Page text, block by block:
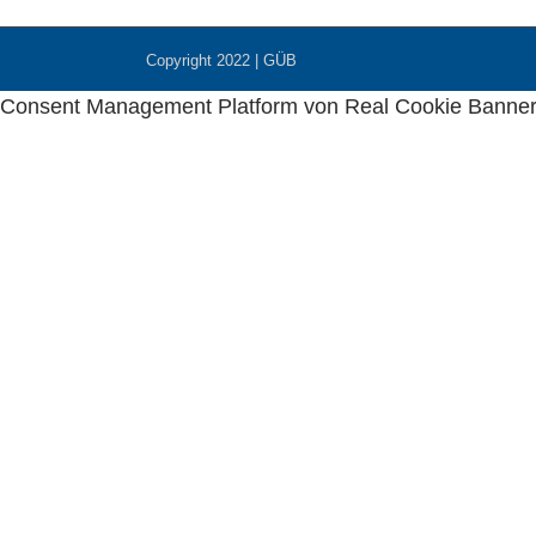
Copyright 2022 | GÜB
Consent Management Platform von Real Cookie Banner